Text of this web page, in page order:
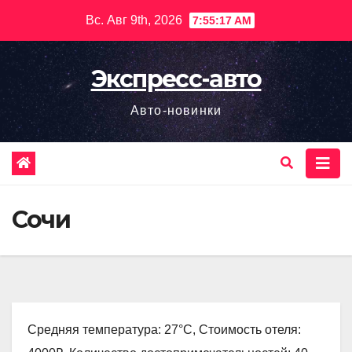
содержимому
Вс. Авг 9th, 2026 7:55:19 AM
Экспресс-авто
Авто-новинки
Сочи
Средняя температура: 27°C, Стоимость отеля: